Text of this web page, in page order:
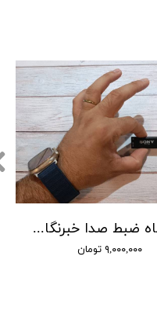
دستگاه ضبط صدا خبرنگاری سونی - شنود صدا
۹,۰۰۰,۰۰۰ تومان